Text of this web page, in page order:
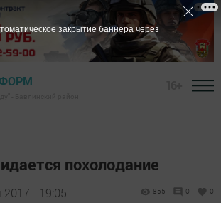
похолодание
2017 - 19:05 855 0 0
закрытие баннера через